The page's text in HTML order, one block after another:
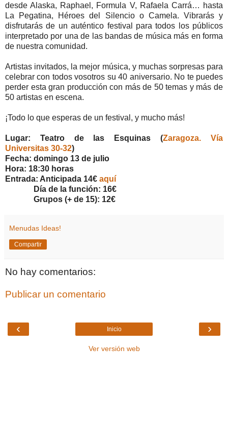
desde Alaska, Raphael, Formula V, Rafaela Carrá… hasta
La Pegatina, Héroes del Silencio o Camela. Vibrarás y
disfrutarás de un auténtico festival para todos los públicos
interpretado por una de las bandas de música más en forma
de nuestra comunidad.
Artistas invitados, la mejor música, y muchas sorpresas para
celebrar con todos vosotros su 40 aniversario. No te puedes
perder esta gran producción con más de 50 temas y más de
50 artistas en escena.
¡Todo lo que esperas de un festival, y mucho más!
Lugar: Teatro de las Esquinas (Zaragoza. Vía
Universitas 30-32)
Fecha: domingo 13 de julio
Hora: 18:30 horas
Entrada: Anticipada 14€ aquí
Día de la función: 16€
Grupos (+ de 15): 12€
Menudas Ideas!
Compartir
No hay comentarios:
Publicar un comentario
‹ ›
Inicio
Ver versión web